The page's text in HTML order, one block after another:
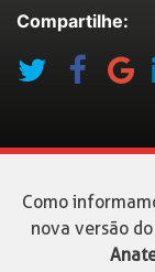
Compartilhe:
Como
nova versão